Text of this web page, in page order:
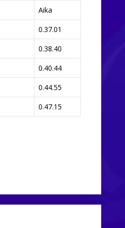
Aika
0.37.01
0.38.40
0.40.44
0.44.55
0.47.15